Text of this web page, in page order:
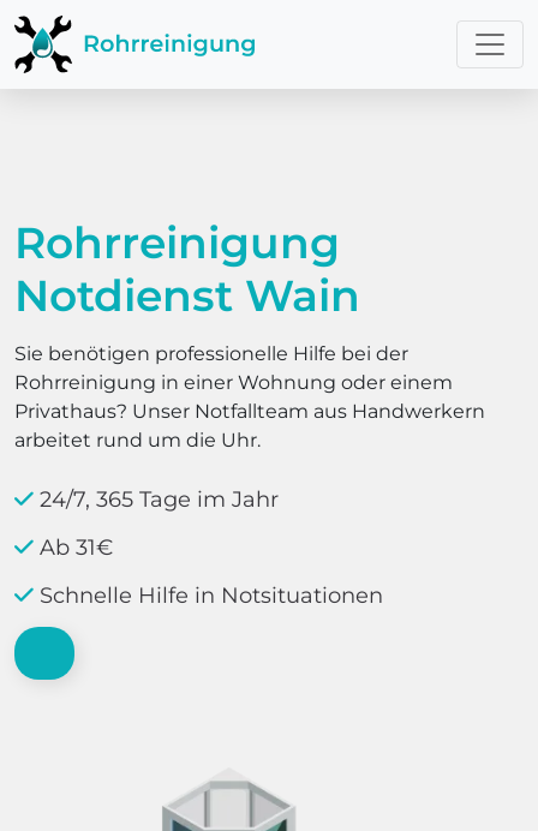
Rohrreinigung
Notdienst Wain
Sie benötigen professionelle Hilfe bei der
Rohrreinigung in einer Wohnung oder einem
Privathaus? Unser Notfallteam aus Handwerkern
arbeitet rund um die Uhr.
24/7, 365 Tage im Jahr
Ab 31€
Schnelle Hilfe in Notsituationen